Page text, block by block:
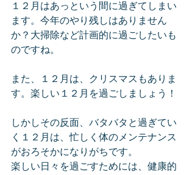
１２月はあっという間に過ぎてしまい
ます。今年のやり残しはありません
か？大掃除など計画的に過ごしたいも
のですね。
また、１２月は、クリスマスもありま
す。楽しい１２月を過ごしましょう！
しかしその反面、バタバタと過ぎてい
く１２月は、忙しく体のメンテナンス
がおろそかになりがちです。
楽しい日々を過ごすためには、健康的